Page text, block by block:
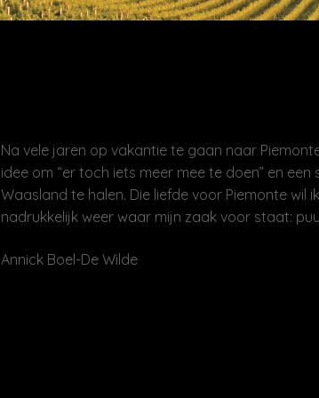
Na vele jaren op vakantie te gaan naar
idee om “er toch iets meer mee te doen” en
Waasland te halen. Die liefde voor Piemonte wil
nadrukkelijk weer waar mijn zaak voor staat:
Annick Boel-De Wilde